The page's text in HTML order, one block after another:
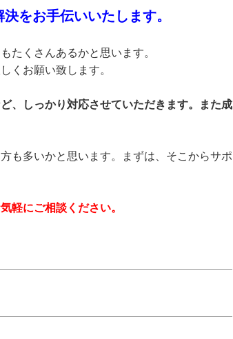
をお手伝いいたします。
たくさんあるかと思います。
くお願い致します。
、しっかり対応させていただきます。また成
も多いかと思います。まずは、そこからサポ
軽にご相談ください。